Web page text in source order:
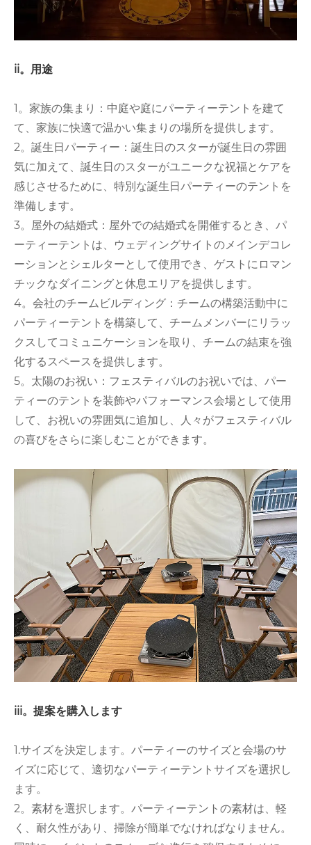
ii。用途
1。家族の集まり：中庭や庭にパーティーテントを建て
て、家族に快適で温かい集まりの場所を提供します。
2。誕生日パーティー：誕生日のスターが誕生日の雰囲
気に加えて、誕生日のスターがユニークな祝福とケアを
感じさせるために、特別な誕生日パーティーのテントを
準備します。
3。屋外の結婚式：屋外での結婚式を開催するとき、パ
ーティーテントは、ウェディングサイトのメインデコレ
ーションとシェルターとして使用でき、ゲストにロマン
チックなダイニングと休息エリアを提供します。
4。会社のチームビルディング：チームの構築活動中に
パーティーテントを構築して、チームメンバーにリラッ
クスしてコミュニケーションを取り、チームの結束を強
化するスペースを提供します。
5。太陽のお祝い：フェスティバルのお祝いでは、パー
ティーのテントを装飾やパフォーマンス会場として使用
して、お祝いの雰囲気に追加し、人々がフェスティバル
の喜びをさらに楽しむことができます。
iii。提案を購入します
1.サイズを決定します。パーティーのサイズと会場のサ
イズに応じて、適切なパーティーテントサイズを選択し
ます。
2。素材を選択します。パーティーテントの素材は、軽
く、耐久性があり、掃除が簡単でなければなりません。